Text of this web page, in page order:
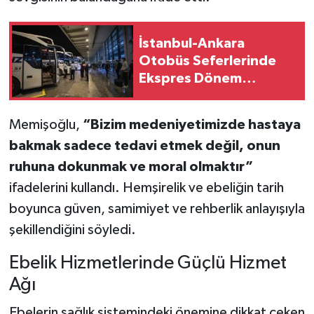
İstanbul-Ankara
Otobüs Seferlerinde
Ekspres Dönem
Memişoğlu, “Bizim medeniyetimizde hastaya
bakmak sadece tedavi etmek değil, onun
ruhuna dokunmak ve moral olmaktır”
ifadelerini kullandı. Hemşirelik ve ebeliğin tarih
boyunca güven, samimiyet ve rehberlik anlayışıyla
şekillendiğini söyledi.
Ebelik Hizmetlerinde Güçlü Hizmet
Ağı